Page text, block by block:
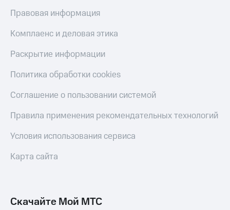
МТС Pay
по QR-
за границей
магазин
и
колонки
часы
и
дом
Правовая информация
Комплаенс и деловая этика
Раскрытие информации
Политика обработки cookies
Соглашение о пользовании системой
Правила применения рекомендательных технологий
Условия использования сервиса
Карта сайта
Скачайте Мой МТС